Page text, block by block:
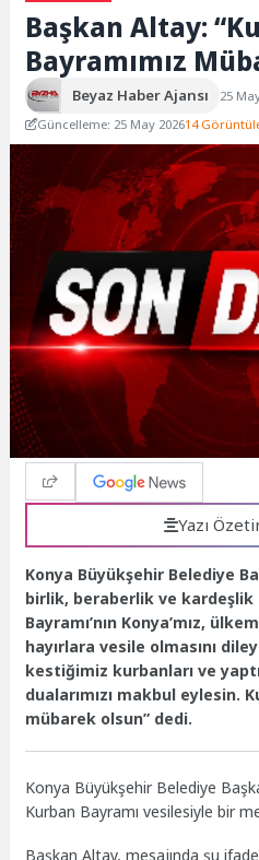
Başkan Altay:
Bayramımız
Beyaz Haber Ajansı
25
Güncelleme: 25 May 202614
Yazı
Konya Büyükşehir Belediye
birlik, beraberlik ve kardeşlik
Bayramı’nın Konya’mız,
hayırlara vesile olmasını
kestiğimiz kurbanları ve
dualarımızı makbul eylesin.
mübarek olsun” dedi.
Konya Büyükşehir Belediye
Kurban Bayramı vesilesiyle bir
Başkan Altay, mesajında şu